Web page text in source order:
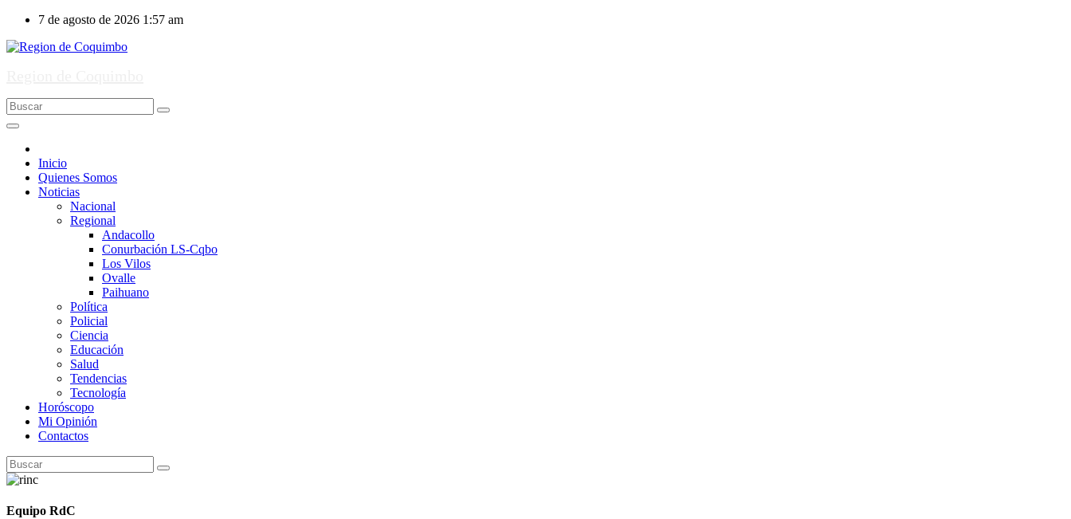
contenido
7 de agosto de 2026 1:57 am
Inicio
Quienes Somos
Noticias
Nacional
Regional
Andacollo
Conurbación LS-Cqbo
Los Vilos
Ovalle
Paihuano
Política
Policial
Ciencia
Educación
Salud
Tendencias
Tecnología
Horóscopo
Mi Opinión
Contactos
Equipo RdC